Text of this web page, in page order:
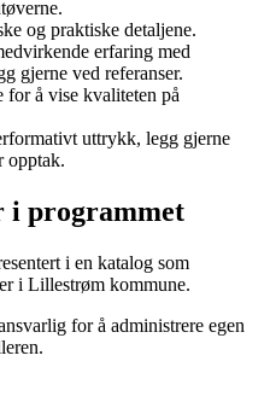
og praktiske detaljene.
erfaring med
gjerne ved referanser.
for å vise kvaliteten på
uttrykk, legg gjerne
opptak.
i programmet
i en katalog som
i Lillestrøm kommune.
for å administrere egen